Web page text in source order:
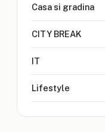
Casa si gradina
CITY BREAK
IT
Lifestyle